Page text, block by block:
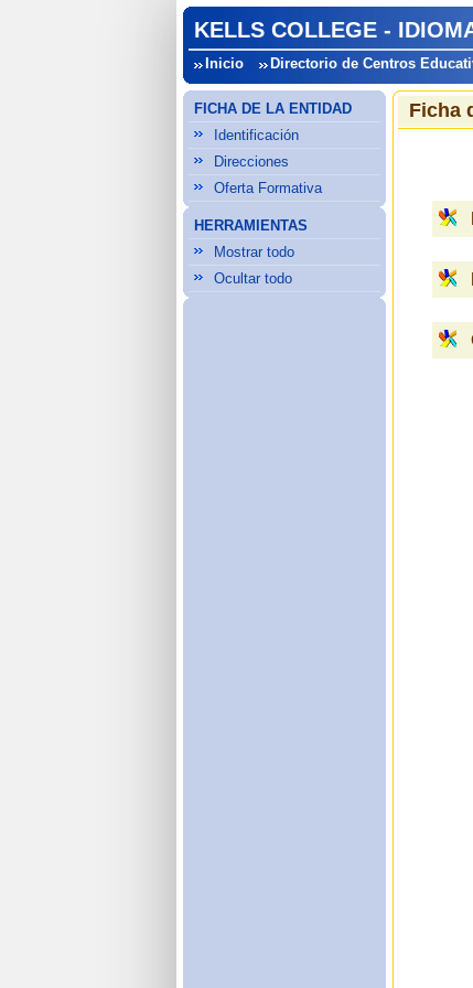
KELLS COLLEGE -
Inicio Directorio de Centros
FICHA DE LA ENTIDAD
Identificación
Direcciones
Oferta Formativa
HERRAMIENTAS
Mostrar todo
Ocultar todo
Ficha